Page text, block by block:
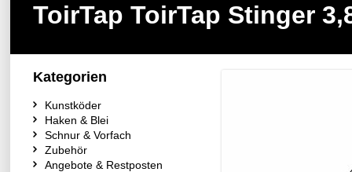
ToirTap ToirTap Stinger
Kategorien
Kunstköder
Haken & Blei
Schnur & Vorfach
Zubehör
Angebote & Restposten